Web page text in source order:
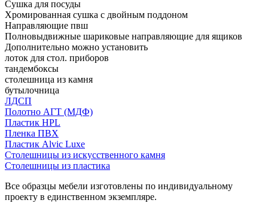
Сушка для посуды
Хромированная сушка с двойным поддоном
Направляющие пвш
Полновыдвижные шариковые направляющие для ящиков
Дополнительно можно установить
лоток для стол. приборов
тандембоксы
столешница из камня
бутылочница
ЛДСП
Полотно АГТ (МДФ)
Пластик HPL
Пленка ПВХ
Пластик Alvic Luxe
Столешницы из искусственного камня
Столешницы из пластика
Все образцы мебели изготовлены по индивидуальному
проекту в единственном экземпляре.